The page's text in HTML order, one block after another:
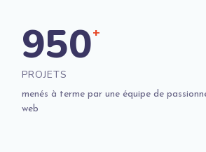
950+
PROJETS
menés à terme par une équipe de
web